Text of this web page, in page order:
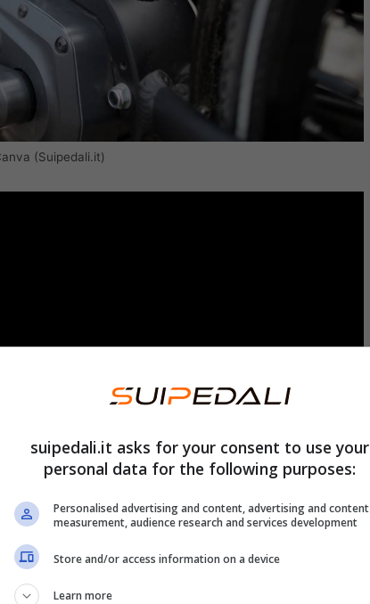
(Suipedali.it)
all’impatto ambientale: scegliendo un
suipedali.it asks for your consent to use your
personal data for the following purposes:
Personalised advertising and content, advertising and content
measurement, audience research and services development
Store and/or access information on a device
Learn more